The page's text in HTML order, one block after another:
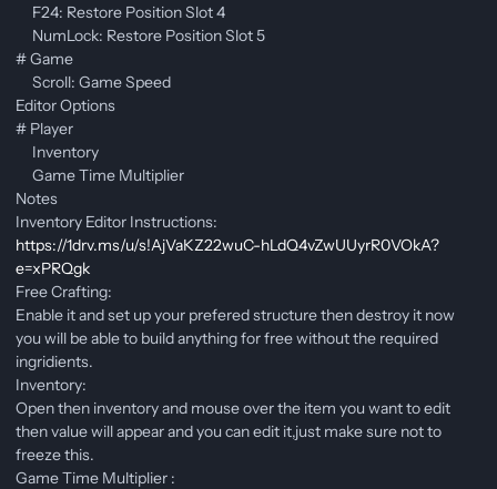
F24: Restore Position Slot 4
NumLock: Restore Position Slot 5
# Game
Scroll: Game Speed
Editor Options
# Player
Inventory
Game Time Multiplier
Notes
Inventory Editor Instructions:
https://1drv.ms/u/s!AjVaKZ22wuC-hLdQ4vZwUUyrR0VOkA?
e=xPRQgk
Free Crafting:
Enable it and set up your prefered structure then destroy it now
you will be able to build anything for free without the required
ingridients.
Inventory:
Open then inventory and mouse over the item you want to edit
then value will appear and you can edit it,just make sure not to
freeze this.
Game Time Multiplier :